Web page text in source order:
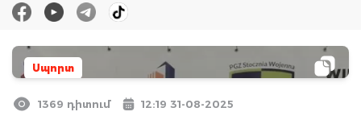
Սպորտ
1369 դիտում 12:19 31-08-2025